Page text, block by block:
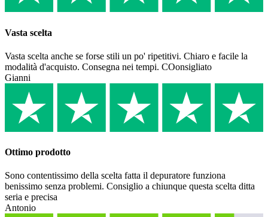
Vasta scelta
Vasta scelta anche se forse stili un po' ripetitivi. Chiaro e facile la
modalità d'acquisto. Consegna nei tempi. COonsigliato
Gianni
Ottimo prodotto
Sono contentissimo della scelta fatta il depuratore funziona
benissimo senza problemi. Consiglio a chiunque questa scelta ditta
seria e precisa
Antonio